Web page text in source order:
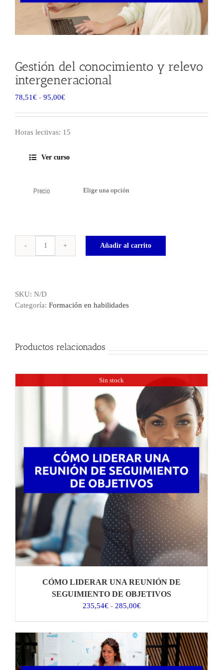
Gestión del conocimiento y relevo
intergeneracional
78,51€ - 95,00€Rango
precios:
desde
Horas lectivas: 15
Ver curso
Precio
Gestión
relevo
intergeneracional
Añadir al carrito
SKU: N/D
Categoría: Formación en habilidades
Productos relacionados
Sin stock
CÓMO LIDERAR UNA REUNIÓN DE
SEGUIMIENTO DE OBJETIVOS
235,54€ - 285,00€Rango
desde
235,54€
hasta